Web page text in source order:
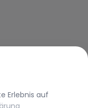
Erlebnis auf